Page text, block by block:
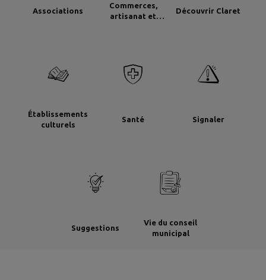
Associations
Commerces,
artisanat et
Découvrir Claret
Établissements
culturels
Santé Signaler
Suggestions
Vie du conseil
municipal